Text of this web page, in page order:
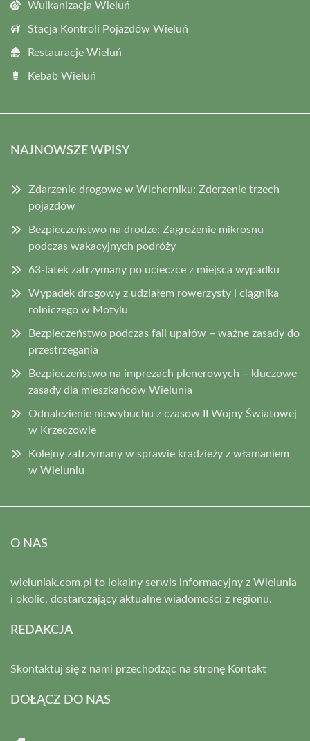
Wulkanizacja Wieluń
Stacja Kontroli Pojazdów Wieluń
Restauracje Wieluń
Kebab Wieluń
NAJNOWSZE WPISY
Zdarzenie drogowe w Wicherniku: Zderzenie trzech
pojazdów
Bezpieczeństwo na drodze: Zagrożenie mikrosnu
podczas wakacyjnych podróży
63-latek zatrzymany po ucieczce z miejsca wypadku
Wypadek drogowy z udziałem rowerzysty i ciągnika
rolniczego w Motylu
Bezpieczeństwo podczas fali upałów – ważne zasady do
przestrzegania
Bezpieczeństwo na imprezach plenerowych – kluczowe
zasady dla mieszkańców Wielunia
Odnalezienie niewybuchu z czasów II Wojny Światowej
w Krzeczowie
Kolejny zatrzymany w sprawie kradzieży z włamaniem
w Wieluniu
O NAS
wieluniak.com.pl to lokalny serwis informacyjny z Wielunia
i okolic, dostarczający aktualne wiadomości z regionu.
REDAKCJA
Skontaktuj się z nami przechodząc na stronę Kontakt
DOŁĄCZ DO NAS